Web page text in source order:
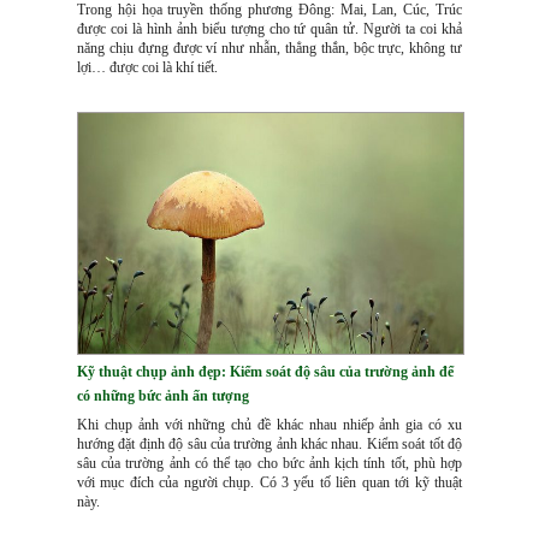
Trong hội họa truyền thống phương Đông: Mai, Lan, Cúc, Trúc
được coi là hình ảnh biểu tượng cho tứ quân tử. Người ta coi khả
năng chịu đựng được ví như nhẫn, thẳng thắn, bộc trực, không tư
lợi… được coi là khí tiết.
Kỹ thuật chụp ảnh đẹp: Kiểm soát độ sâu của trường ảnh để
có những bức ảnh ấn tượng
Khi chụp ảnh với những chủ đề khác nhau nhiếp ảnh gia có xu
hướng đặt định độ sâu của trường ảnh khác nhau. Kiểm soát tốt độ
sâu của trường ảnh có thể tạo cho bức ảnh kịch tính tốt, phù hợp
với mục đích của người chụp. Có 3 yếu tố liên quan tới kỹ thuật
này.